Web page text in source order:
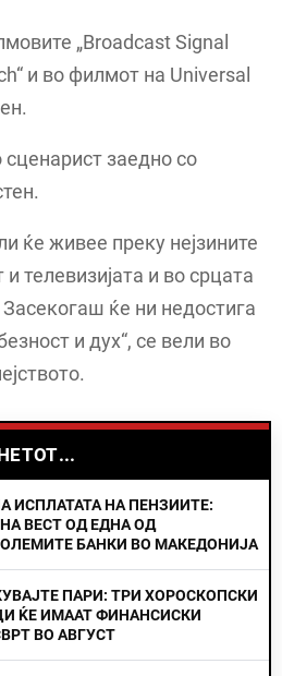
„Broadcast Signal
и во филмот на Universal
заедно со
ќе живее преку нејзините
телевизијата и во срцата
ќе ни недостига
и дух“, се вели во
ИСПЛАТАТА НА ПЕНЗИИТЕ:
ВЕСТ ОД ЕДНА ОД
БАНКИ ВО МАКЕДОНИЈА
ПАРИ: ТРИ ХОРОСКОПСКИ
ЌЕ ИМААТ ФИНАНСИСКИ
ВО АВГУСТ